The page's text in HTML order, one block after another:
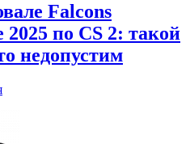
Falcons
по CS 2: такой
недопустим